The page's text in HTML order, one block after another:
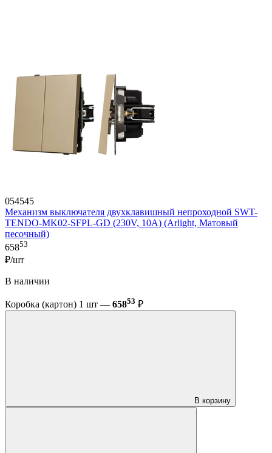
054545
Механизм выключателя двухклавишный непроходной SWT-
TENDO-MK02-SFPL-GD (230V, 10A) (Arlight, Матовый
песочный)
65853
₽/шт
В наличии
Коробка (картон) 1 шт — 65853 ₽
В корзину